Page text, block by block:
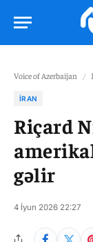
Voice of Azerbaijan /
İRAN
Riçard
gəlir
4 İyun 2026 22:27